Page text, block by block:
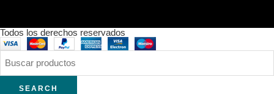
Todos los derechos reservados
SEARCH